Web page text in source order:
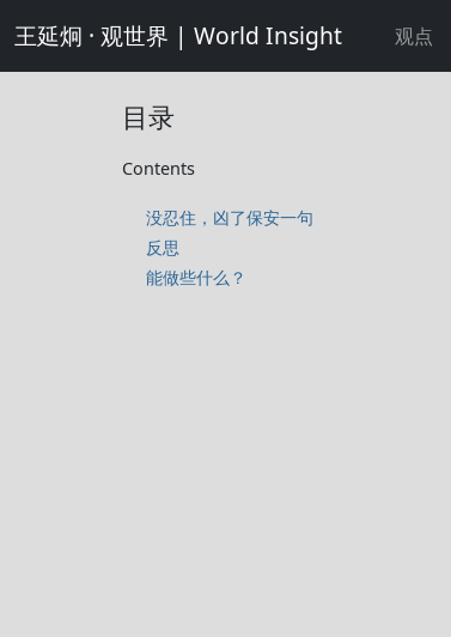
王延炯 · 观世界 | World Insight 观点
目录
Contents
没忍住，凶了保安一句
反思
能做些什么？